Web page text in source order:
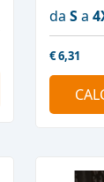
da Sa
€6,31